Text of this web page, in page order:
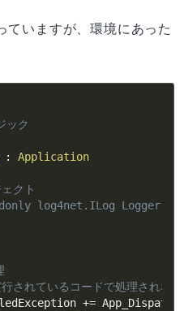
ていますが、環境にあった
ク
:
Application
クト
log4net.ILog Logger =
されているコードで処理されな
+=